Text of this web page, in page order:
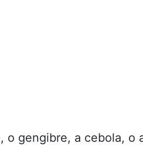
o gengibre, a cebola, o